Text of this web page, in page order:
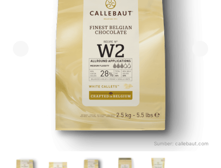
Sumber: callebaut.com